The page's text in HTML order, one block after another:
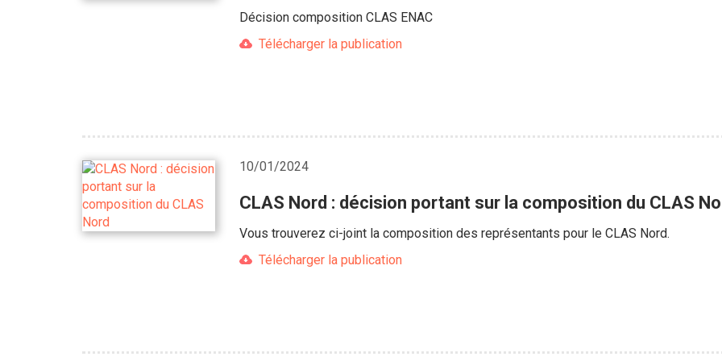
Décision composition CLAS ENAC
Télécharger la publication
10/01/2024
CLAS Nord : décision portant sur la composition du CLAS
Vous trouverez ci-joint la composition des représentants pour le CLAS Nord.
Télécharger la publication